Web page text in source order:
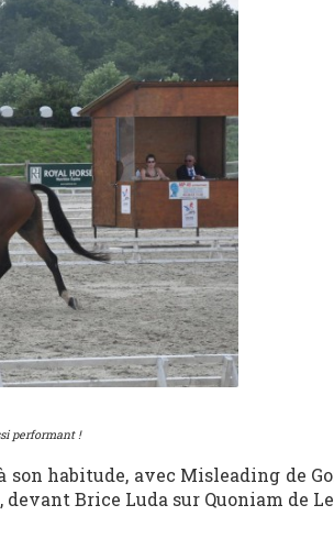
performant !
habitude, avec Misleading de
devant Brice Luda sur Quoniam de